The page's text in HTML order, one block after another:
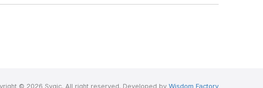
© 2026 Sygic. All right reserved. Developed by Wisdom Factory